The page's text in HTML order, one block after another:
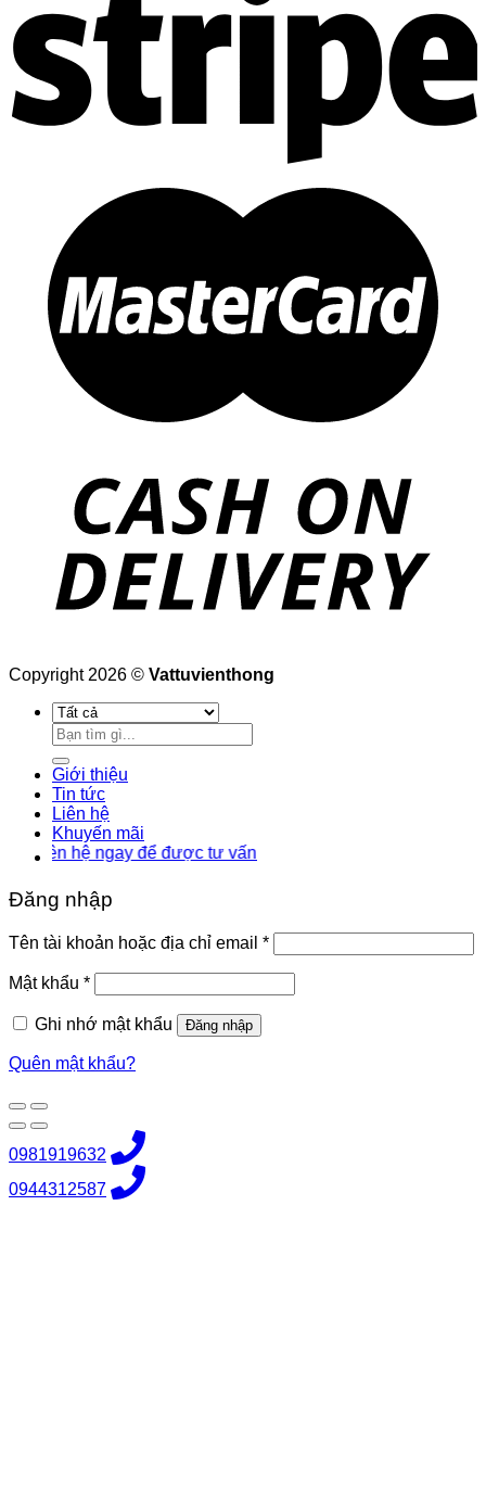
Copyright 2026 © Vattuvienthong
Tìm
kiếm:
Giới thiệu
Tin tức
Liên hệ
Khuyến mãi
hệ ngay để được tư vấn
Đăng nhập
Tên tài khoản hoặc địa chỉ email *Bắt
buộc
Mật khẩu *Bắt
buộc
Ghi nhớ mật khẩu
Đăng nhập
Quên mật khẩu?
0981919632
0944312587